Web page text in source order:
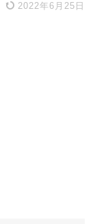
2022年6月25日